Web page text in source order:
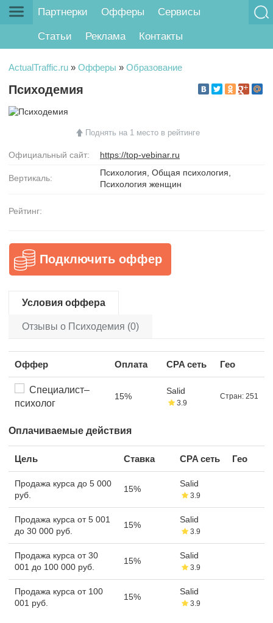
Партнерки Офферы Сервисы
Статьи Реклама Контакты
ActualTraffic.ru » Офферы » Образование
Психодемия
Поднять на 1 место в рейтинге
Официальный сайт: https://top-vebinar.ru
Вертикаль:
Психология, Общая психология,
Психология женщин
Рейтинг:
Подключить оффер
Условия оффера
Отзывы о Психодемия (0)
Оффер Оплата CPA сеть Гео
Специалист–
психолог
15%
Salid
3.9
Стран: 251
Оплачиваемые действия
Цель Ставка CPA сеть Гео
Продажа курса до 5 000
руб.
15%
Salid
3.9
Продажа курса от 5 001
до 30 000 руб.
15%
Salid
3.9
Продажа курса от 30
001 до 100 000 руб.
15%
Salid
3.9
Продажа курса от 100
001 руб.
15%
Salid
3.9